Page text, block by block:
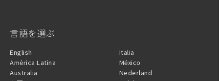
言語を選ぶ
English
América Latina
Australia
Italia
México
Nederland